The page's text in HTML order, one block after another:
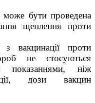
бути проведена
щеплення проти
з вакцинації проти
не стосуються
показаннями, ніж
дози вакцин